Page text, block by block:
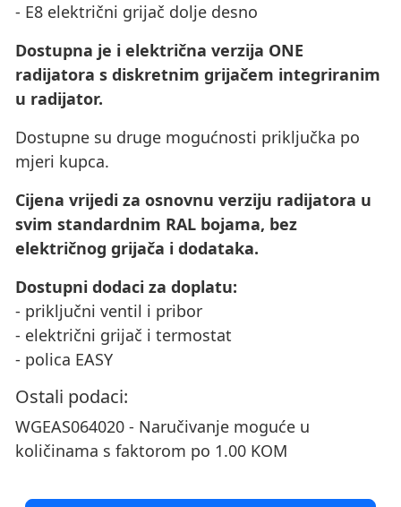
- E8 električni grijač dolje desno
Dostupna je i električna verzija ONE
radijatora s diskretnim grijačem integriranim
u radijator.
Dostupne su druge mogućnosti priključka po
mjeri kupca.
Cijena vrijedi za osnovnu verziju radijatora u
svim standardnim RAL bojama, bez
električnog grijača i dodataka.
Dostupni dodaci za doplatu:
- priključni ventil i pribor
- električni grijač i termostat
- polica EASY
Ostali podaci:
WGEAS064020 - Naručivanje moguće u
količinama s faktorom po 1.00 KOM